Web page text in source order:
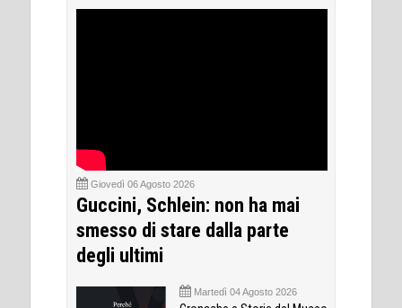
Giovedì 06 Agosto 2026
Guccini, Schlein: non ha mai
smesso di stare dalla parte
degli ultimi
Martedì 04 Agosto 2026